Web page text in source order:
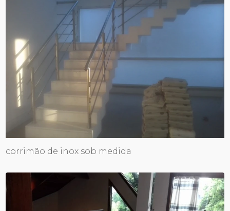
corrimão de inox sob medida